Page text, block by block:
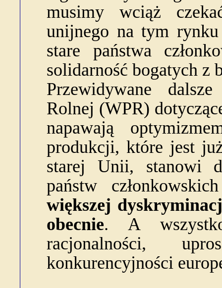
musimy wciąż
unijnego na tym
stare państwa
solidarność bogatych z
Przewidywane
Rolnej (WPR)
napawają
produkcji, które jest
starej Unii, stanowi
państw
większej
obecnie. A
racjonalności,
konkurencyjności